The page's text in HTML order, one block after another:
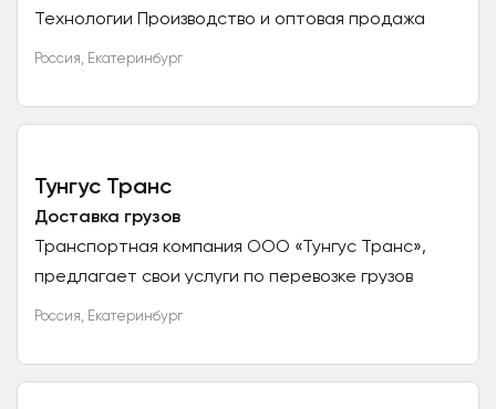
Технологии Производство и оптовая продажа
корпоративных и бизнес подарков, создаем мерч
нанесением логотипа заказчика...
Россия, Екатеринбург
Тунгус Транс
Доставка грузов
Транспортная компания ООО «Тунгус Транс»,
предлагает свои услуги по перевозке грузов
автомобильным видом транспорта по всей
автотранспортом любой грузоподъемности и...
Россия, Екатеринбург